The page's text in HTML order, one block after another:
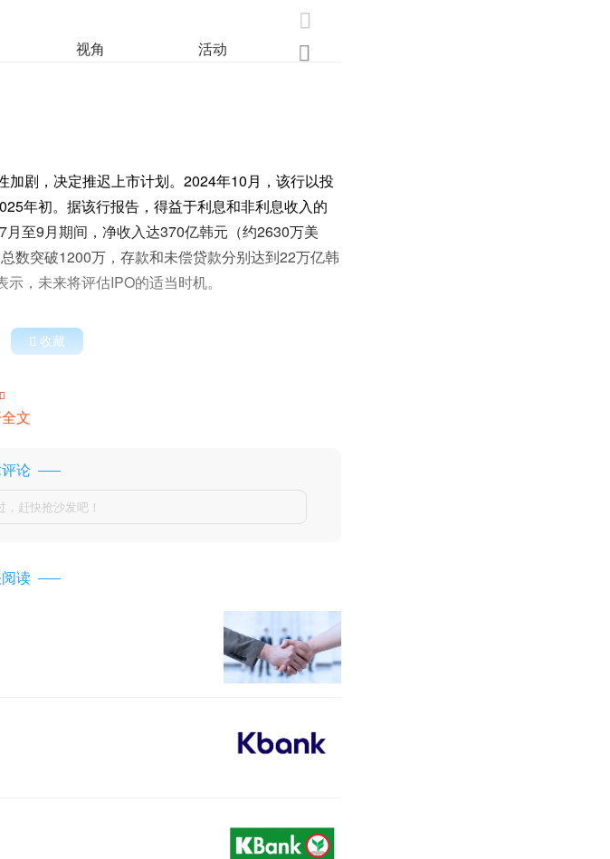

视角 活动 
剧，决定推迟上市计划。2024年10月，该行以投
年初。据该行报告，得益于利息和非利息收入的
至9月期间，净收入达370亿韩元（约2630万美
数突破1200万，存款和未偿贷款分别达到22万亿韩
，未来将评估IPO的适当时机。
 收藏

文
论
赶快抢沙发吧！
读